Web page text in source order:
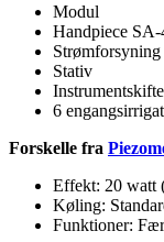
Modul
Handpiece
Strømforsyning
Stativ
6
Forskelle fra
Effekt: 20 watt
Køling:
Funktioner: